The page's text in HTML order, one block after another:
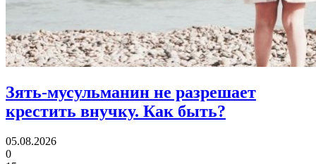
Зять-мусульманин не разрешает
крестить внучку. Как быть?
05.08.2026
0